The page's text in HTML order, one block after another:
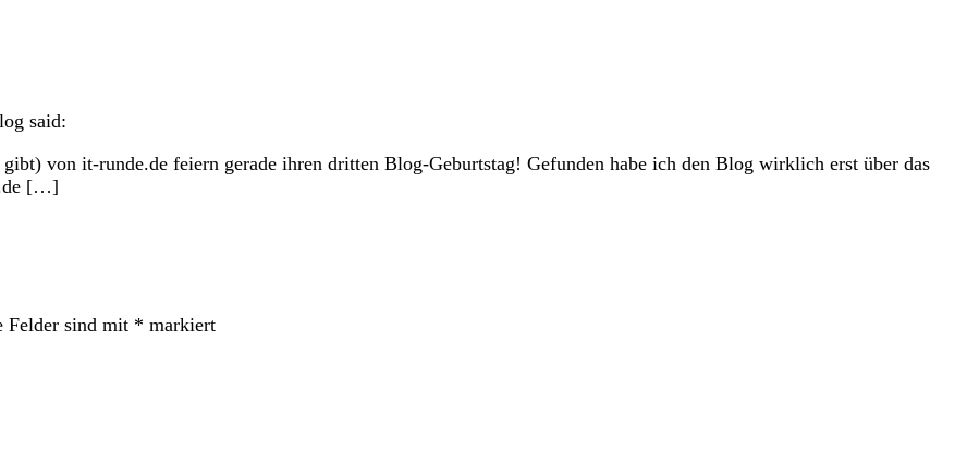
said:
von it-runde.de feiern gerade ihren dritten Blog-Geburtstag! Gefunden habe ich den Blog wirklich erst über das
[…]
Felder sind mit * markiert